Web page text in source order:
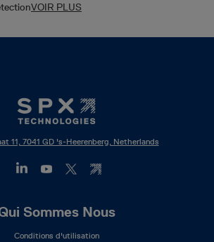
VOIR PLUS
11, 7041 GD 's-Heerenberg, Netherlands
Sommes Nous
Conditions d'utilisation